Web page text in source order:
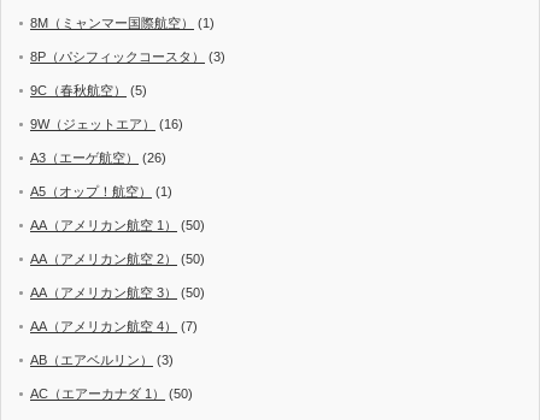
8M（ミャンマー国際航空） (1)
8P（パシフィックコースタ） (3)
9C（春秋航空） (5)
9W（ジェットエア） (16)
A3（エーゲ航空） (26)
A5（オップ！航空） (1)
AA（アメリカン航空 1） (50)
AA（アメリカン航空 2） (50)
AA（アメリカン航空 3） (50)
AA（アメリカン航空 4） (7)
AB（エアベルリン） (3)
AC（エアーカナダ 1） (50)